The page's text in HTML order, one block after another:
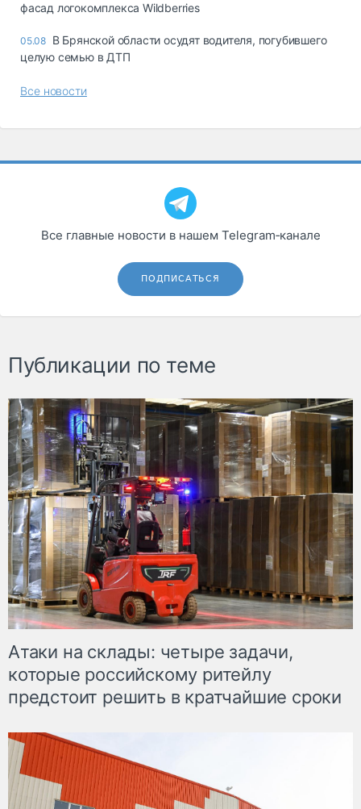
фасад логокомплекса Wildberries
05.08 В Брянской области осудят водителя, погубившего
целую семью в ДТП
Все новости
Все главные новости в нашем Telegram‑канале
ПОДПИСАТЬСЯ
Публикации по теме
Атаки на склады: четыре задачи,
которые российскому ритейлу
предстоит решить в кратчайшие сроки